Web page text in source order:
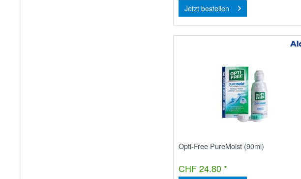
Jetzt bestellen
Opti-Free PureMoist (90ml)
CHF 24.80 *